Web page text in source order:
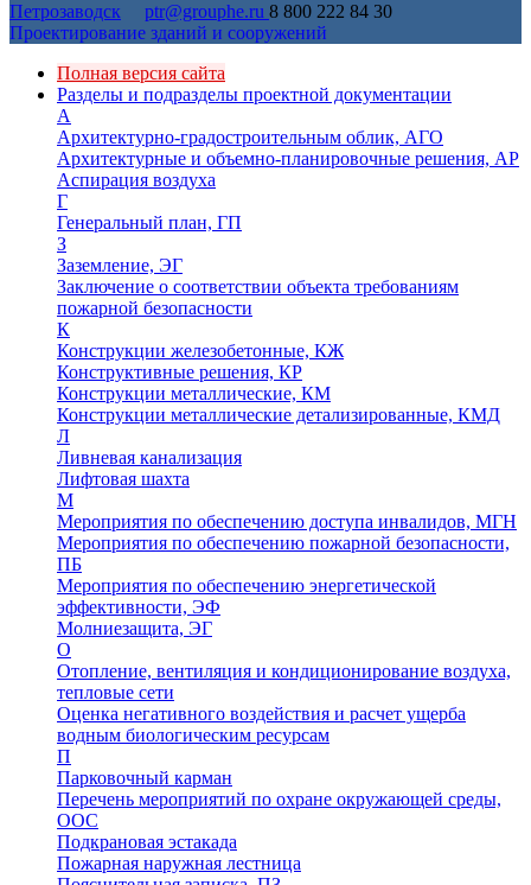
Петрозаводск ptr@grouphe.ru 8 800 222 84 30
Проектирование зданий и сооружений
Полная версия сайта
Разделы и подразделы проектной документации
А
Архитектурно-градостроительным облик, АГО
Архитектурные и объемно-планировочные решения, АР
Аспирация воздуха
Г
Генеральный план, ГП
З
Заземление, ЭГ
Заключение о соответствии объекта требованиям
пожарной безопасности
К
Конструкции железобетонные, КЖ
Конструктивные решения, КР
Конструкции металлические, КМ
Конструкции металлические детализированные, КМД
Л
Ливневая канализация
Лифтовая шахта
М
Мероприятия по обеспечению доступа инвалидов, МГН
Мероприятия по обеспечению пожарной безопасности,
ПБ
Мероприятия по обеспечению энергетической
эффективности, ЭФ
Молниезащита, ЭГ
О
Отопление, вентиляция и кондиционирование воздуха,
тепловые сети
Оценка негативного воздействия и расчет ущерба
водным биологическим ресурсам
П
Парковочный карман
Перечень мероприятий по охране окружающей среды,
ООС
Подкрановая эстакада
Пожарная наружная лестница